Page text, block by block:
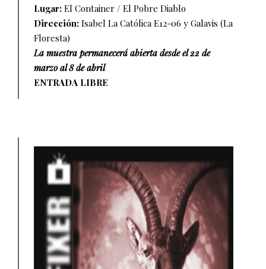
Lugar: El Container / El Pobre Diablo
Dirección: Isabel La Católica E12-06 y Galavis (La
Floresta)
La muestra permanecerá abierta desde el 22 de
marzo al 8 de abril
ENTRADA LIBRE